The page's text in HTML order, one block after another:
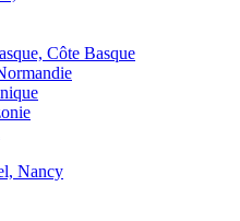
Côte Basque
Nancy